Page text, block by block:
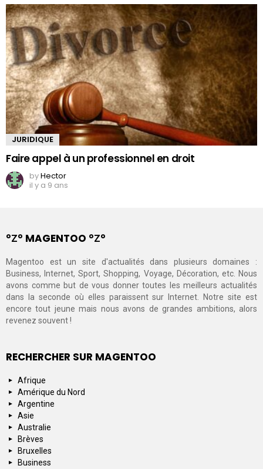
JURIDIQUE
Faire appel à un professionnel en droit
byHector
il y a 9 ans
°Ζ° MAGENTOO °Ζ°
Magentoo est un site d'actualités dans plusieurs domaines :
Business, Internet, Sport, Shopping, Voyage, Décoration, etc. Nous
avons comme but de vous donner toutes les meilleurs actualités
dans la seconde où elles paraissent sur Internet. Notre site est
encore tout jeune mais nous avons de grandes ambitions, alors
revenez souvent !
RECHERCHER SUR MAGENTOO
Afrique
Amérique du Nord
Argentine
Asie
Australie
Brèves
Bruxelles
Business